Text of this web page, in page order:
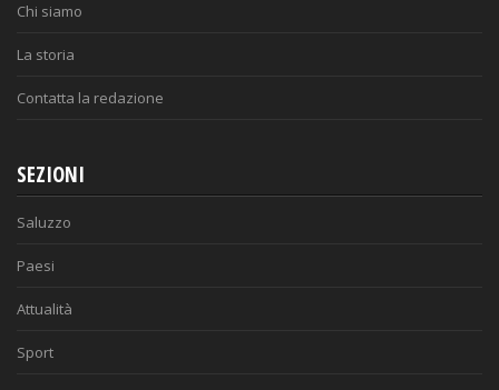
Chi siamo
La storia
Contatta la redazione
SEZIONI
Saluzzo
Paesi
Attualità
Sport